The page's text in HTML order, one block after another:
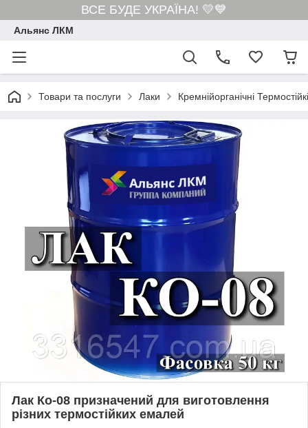
ВСЕ БУДЕ УКРАЇНА! 💛💙
Альянс ЛКМ
Товари та послуги Лаки Кремнійорганічні
Лак Ко-08 призначений для виготовлення
різних термостійких емалей